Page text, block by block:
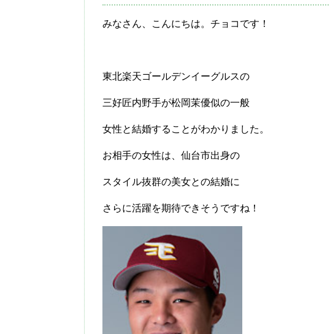
みなさん、こんにちは。チョコです！
東北楽天ゴールデンイーグルスの
三好匠内野手が松岡茉優似の一般
女性と結婚することがわかりました。
お相手の女性は、仙台市出身の
スタイル抜群の美女との結婚に
さらに活躍を期待できそうですね！